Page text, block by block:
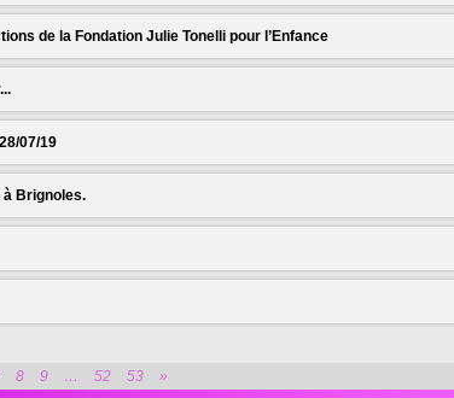
champion du monde KZ 2020.
de la Fondation Julie Tonelli pour l’Enfance
07/19
à Brignoles.
piste d‘Angerville avec le Championnat de France Féminin remporté
8 9 … 52 53 »